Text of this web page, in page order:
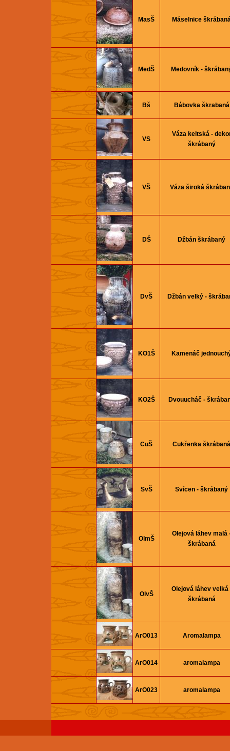
MasŠ Máselnice
MedŠ Medovník -
Bš Bábovka škrabaná
VS
Váza keltská -
škrábaný
VŠ Váza široká
DŠ Džbán škrábaný
DvŠ Džbán velký -
KO1Š Kamenáč
KO2Š Dvouucháč -
CuŠ Cukřenka škrábaná
SvŠ Svícen - škrábaný
OlmŠ
Olejová láhev malá
škrábaná
OlvŠ
Olejová láhev velká
škrábaná
ArO013 Aromalampa
ArO014 aromalampa
ArO023 aromalampa